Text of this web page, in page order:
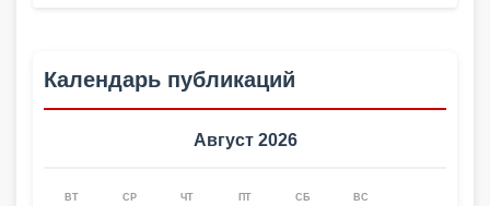
Календарь публикаций
Август 2026
ВТ СР ЧТ ПТ СБ ВС